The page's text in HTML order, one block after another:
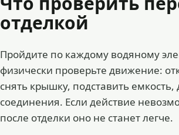
отделкой
Пройдите по каждому водяному
физически проверьте движение:
снять крышку, подставить емкость,
соединения. Если действие
после отделки оно не станет легче.